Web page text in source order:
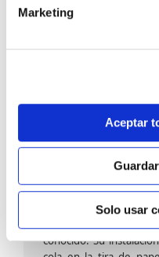
Marketing
Aceptar
Solo usar
barniz
fuegos, se
dado que el frotar
colocación es cola
colocación es fácil
Papel pintado calidad
Formado por una
conocido. Su